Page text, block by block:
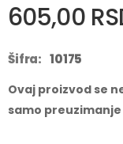
605,00
Šifra: 10175
Ovaj proizvod se
samo